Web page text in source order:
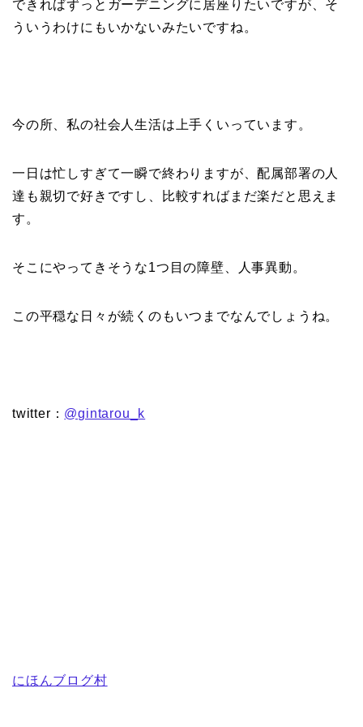
できればずっとガーデニングに居座りたいですが、そ
ういうわけにもいかないみたいですね。
今の所、私の社会人生活は上手くいっています。
一日は忙しすぎて一瞬で終わりますが、配属部署の人
達も親切で好きですし、比較すればまだ楽だと思えま
す。
そこにやってきそうな1つ目の障壁、人事異動。
この平穏な日々が続くのもいつまでなんでしょうね。
twitter： @gintarou_k
にほんブログ村